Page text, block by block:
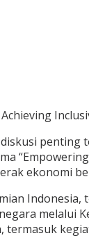
diskusi
“Empowering
ekonomi
Indonesia,
melalui